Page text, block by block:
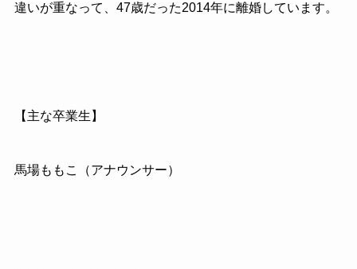
違いが重なって、47歳だった2014年に離婚しています。
【主な卒業生】
馬場ももこ（アナウンサー）